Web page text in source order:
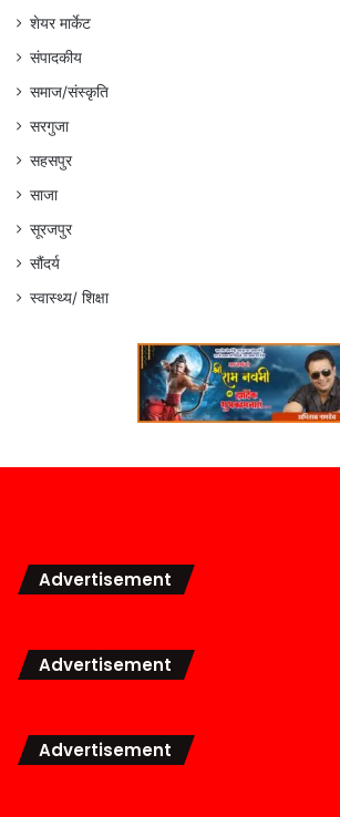
शेयर मार्केट
संपादकीय
समाज/संस्कृति
सरगुजा
सहसपुर
साजा
सूरजपुर
सौंदर्य
स्वास्थ्य/ शिक्षा
Advertisement
Advertisement
Advertisement